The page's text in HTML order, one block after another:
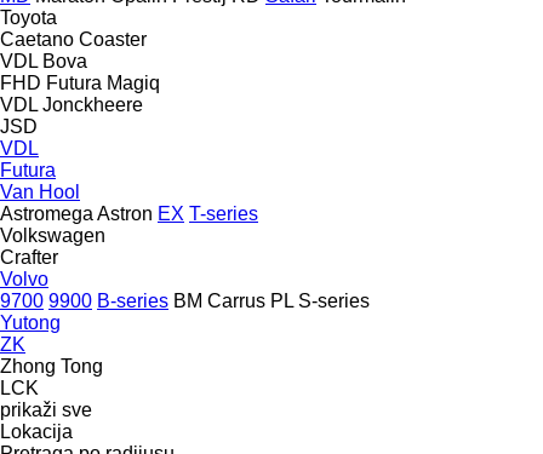
Toyota
Caetano Coaster
VDL Bova
FHD Futura Magiq
VDL Jonckheere
JSD
VDL
Futura
Van Hool
Astromega Astron EX T-series
Volkswagen
Crafter
Volvo
9700 9900 B-series BM Carrus PL S-series
Yutong
ZK
Zhong Tong
LCK
prikaži sve
Lokacija